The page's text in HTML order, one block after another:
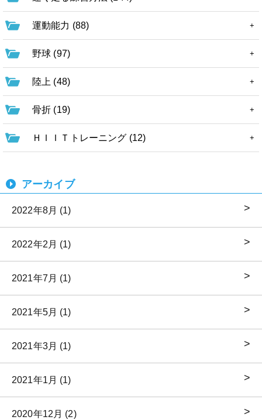
運動能力 (88)
野球 (97)
陸上 (48)
骨折 (19)
ＨＩＩＴトレーニング (12)
アーカイブ
2022年8月 (1)
2022年2月 (1)
2021年7月 (1)
2021年5月 (1)
2021年3月 (1)
2021年1月 (1)
2020年12月 (2)